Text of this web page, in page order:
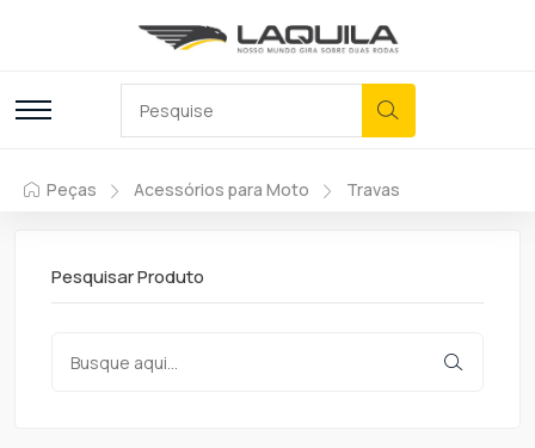
Peças Acessórios para Moto Travas
Pesquisar Produto